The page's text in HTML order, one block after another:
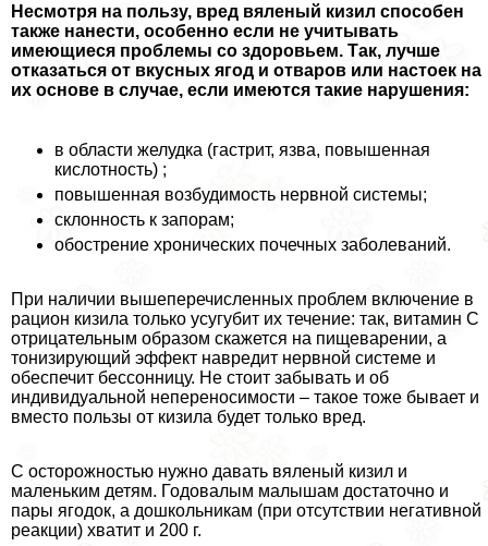
Несмотря на пользу, вред вяленый кизил способен
также нанести, особенно если не учитывать
имеющиеся проблемы со здоровьем. Так, лучше
отказаться от вкусных ягод и отваров или настоек на
их основе в случае, если имеются такие нарушения:
в области желудка (гастрит, язва, повышенная
кислотность) ;
повышенная возбудимость нервной системы;
склонность к запорам;
обострение хронических почечных заболеваний.
При наличии вышеперечисленных проблем включение в
рацион кизила только усугубит их течение: так, витамин С
отрицательным образом скажется на пищеварении, а
тонизирующий эффект навредит нервной системе и
обеспечит бессонницу. Не стоит забывать и об
индивидуальной непереносимости – такое тоже бывает и
вместо пользы от кизила будет только вред.
С осторожностью нужно давать вяленый кизил и
маленьким детям. Годовалым малышам достаточно и
пары ягодок, а дошкольникам (при отсутствии негативной
реакции) хватит и 200 г.